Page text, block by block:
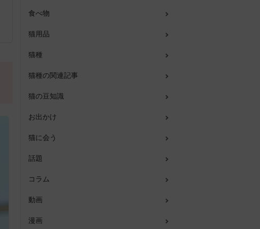
食べ物
猫用品
猫種
猫種の関連記事
猫の豆知識
お出かけ
猫に会う
話題
コラム
動画
漫画